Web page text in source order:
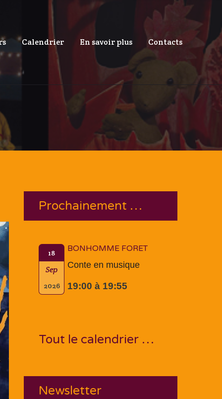
Calendrier En savoir plus Contacts
Prochainement …
18
Sep
2026
BONHOMME FORET
Conte en musique
19:00 à 19:55
Tout le calendrier …
Newsletter